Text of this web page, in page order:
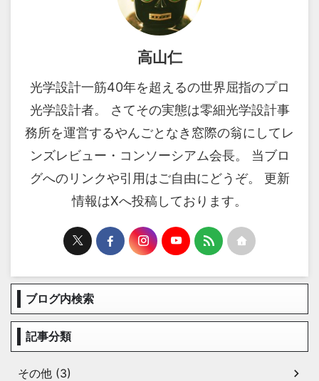
高山仁
光学設計一筋40年を超えるの世界屈指のプロ
光学設計者。 さてその実態は零細光学設計事
務所を運営するやんごとなき窓際の翁にしてレ
ンズレビュー・コンソーシアム会長。 当ブロ
グへのリンクや引用はご自由にどうぞ。 更新
情報はXへ投稿しております。
ブログ内検索
記事分類
その他 (3)